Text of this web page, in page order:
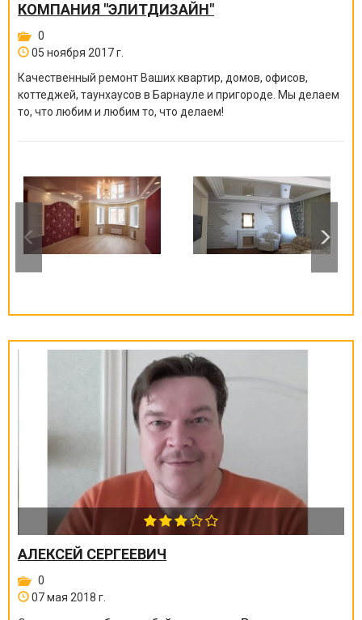
КОМПАНИЯ "ЭЛИТДИЗАЙН"
0
05 ноября 2017 г.
Качественный ремонт Ваших квартир, домов, офисов,
коттеджей, таунхаусов в Барнауле и пригороде. Мы делаем
то, что любим и любим то, что делаем!
АЛЕКСЕЙ СЕРГЕЕВИЧ
0
07 мая 2018 г.